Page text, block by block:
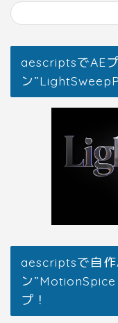
aescriptsでAE
ン
aescriptsで自作
ン
プ！